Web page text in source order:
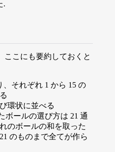
.
ここにも要約しておくと
、それぞれ 1 から 15 の
環状に並べる
ボールの選び方は 21 通
のボールの和を取った
のものまで全てが作ら